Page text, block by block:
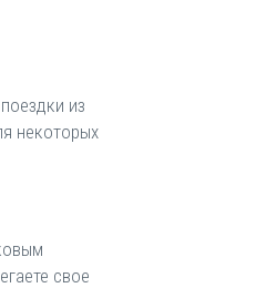
из
некоторых
свое